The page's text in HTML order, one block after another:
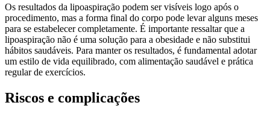
Os resultados da lipoaspiração podem ser visíveis logo após o
procedimento, mas a forma final do corpo pode levar alguns meses
para se estabelecer completamente. É importante ressaltar que a
lipoaspiração não é uma solução para a obesidade e não substitui
hábitos saudáveis. Para manter os resultados, é fundamental adotar
um estilo de vida equilibrado, com alimentação saudável e prática
regular de exercícios.
Riscos e complicações